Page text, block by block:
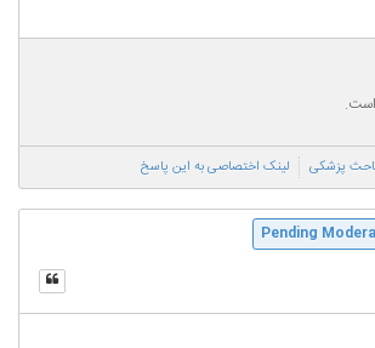
پزشکی لینک اختصاصی به این پاسخ
Pending